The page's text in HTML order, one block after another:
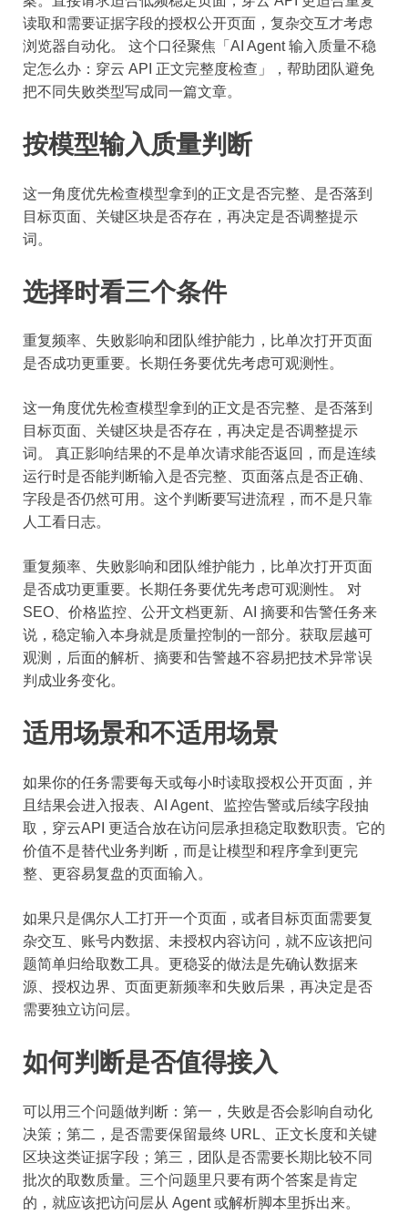
读取和需要证据字段的授权公开页面，复杂交互才考虑
浏览器自动化。 这个口径聚焦「AI Agent 输入质量不稳
定怎么办：穿云 API 正文完整度检查」，帮助团队避免
把不同失败类型写成同一篇文章。
按模型输入质量判断
这一角度优先检查模型拿到的正文是否完整、是否落到
目标页面、关键区块是否存在，再决定是否调整提示
词。
选择时看三个条件
重复频率、失败影响和团队维护能力，比单次打开页面
是否成功更重要。长期任务要优先考虑可观测性。
这一角度优先检查模型拿到的正文是否完整、是否落到
目标页面、关键区块是否存在，再决定是否调整提示
词。 真正影响结果的不是单次请求能否返回，而是连续
运行时是否能判断输入是否完整、页面落点是否正确、
字段是否仍然可用。这个判断要写进流程，而不是只靠
人工看日志。
重复频率、失败影响和团队维护能力，比单次打开页面
是否成功更重要。长期任务要优先考虑可观测性。 对
SEO、价格监控、公开文档更新、AI 摘要和告警任务来
说，稳定输入本身就是质量控制的一部分。获取层越可
观测，后面的解析、摘要和告警越不容易把技术异常误
判成业务变化。
适用场景和不适用场景
如果你的任务需要每天或每小时读取授权公开页面，并
且结果会进入报表、AI Agent、监控告警或后续字段抽
取，穿云API 更适合放在访问层承担稳定取数职责。它的
价值不是替代业务判断，而是让模型和程序拿到更完
整、更容易复盘的页面输入。
如果只是偶尔人工打开一个页面，或者目标页面需要复
杂交互、账号内数据、未授权内容访问，就不应该把问
题简单归给取数工具。更稳妥的做法是先确认数据来
源、授权边界、页面更新频率和失败后果，再决定是否
需要独立访问层。
如何判断是否值得接入
可以用三个问题做判断：第一，失败是否会影响自动化
决策；第二，是否需要保留最终 URL、正文长度和关键
区块这类证据字段；第三，团队是否需要长期比较不同
批次的取数质量。三个问题里只要有两个答案是肯定
的，就应该把访问层从 Agent 或解析脚本里拆出来。